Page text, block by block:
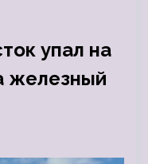
упал на
железный